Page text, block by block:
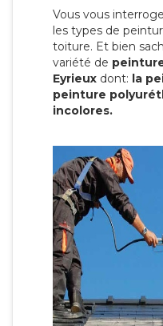
Vous vous
les types de
toiture. Et bien
variété de
Eyrieux dont: la
peinture
incolores.